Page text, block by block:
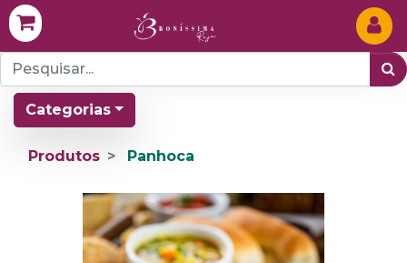
Categorias
Produtos Panhoca